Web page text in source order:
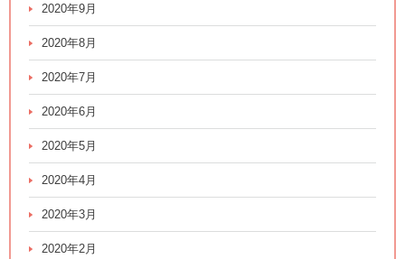
2020年9月
2020年8月
2020年7月
2020年6月
2020年5月
2020年4月
2020年3月
2020年2月